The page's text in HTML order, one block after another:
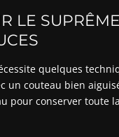
LE
quelques
un couteau bien
pour conserver toute